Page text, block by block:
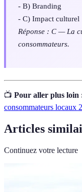
- B) Branding
- C) Impact culturel
Réponse : C — La
consommateurs.
📺 Pour aller plus loin
consommateurs locaux
Articles
Continuez votre lecture